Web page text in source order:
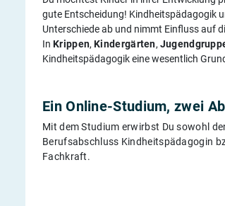
gute Entscheidung! Kindheitspädagogik
Unterschiede ab und nimmt Einfluss auf
In Krippen,Kindergärten,
Kindheitspädagogik eine wesentlich
Ein Online-Studium, zwei
Mit dem Studium erwirbst Du sowohl
Berufsabschluss Kindheitspädagogin
Fachkraft.